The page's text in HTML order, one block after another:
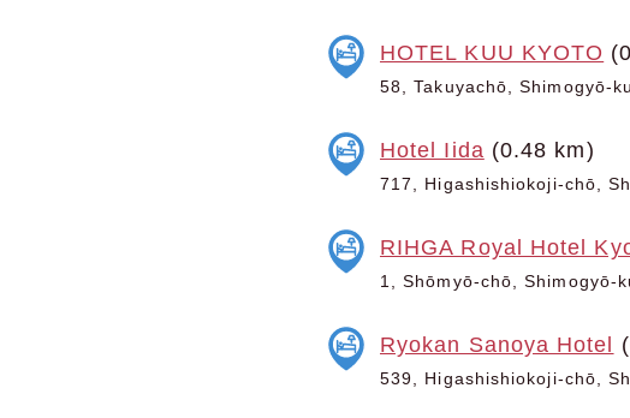
HOTEL KUU KYOTO
58, Takuyachō, Shimogyō-
Hotel Iida (0.48 km)
717, Higashishiokoji-chō,
RIHGA Royal Hotel
1, Shōmyō-chō, Shimogyō-
Ryokan Sanoya Hotel
539, Higashishiokoji-chō,